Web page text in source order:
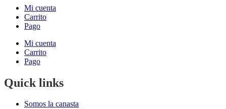
Mi cuenta
Carrito
Pago
Mi cuenta
Carrito
Pago
Quick links
Somos la canasta